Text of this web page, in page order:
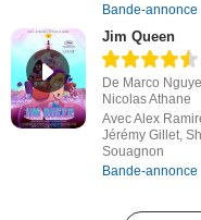
Bande-annonce
Jim Queen
De Marco
Nicolas Athane
Avec Alex
Jérémy Gillet,
Souagnon
Bande-annonce